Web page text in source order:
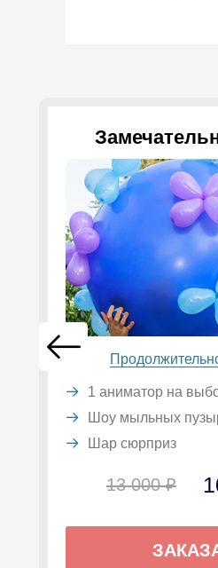
1 аниматор на
Шоу мыльных
Шар сюрприз
13 000 ₽